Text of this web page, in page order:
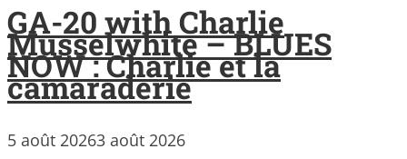
GA-20 with Charlie
Musselwhite – BLUES
NOW : Charlie et la
camaraderie
5 août 20263 août 2026